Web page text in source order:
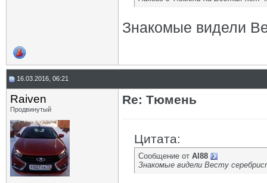
Знакомые видели
16.03.2016, 06:21
Raiven
Продвинутый
Re: Тюмень
Цитата:
Сообщение от Al88
Знакомые видели Весту